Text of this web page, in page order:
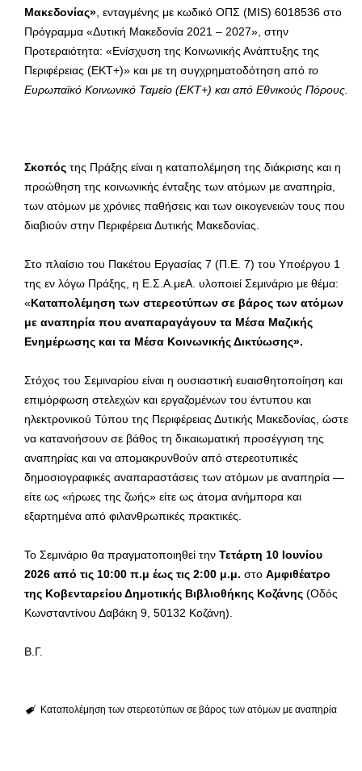
Μακεδονίας» , ενταγμένης με κωδικό ΟΠΣ (MIS) 6018536 στο
Πρόγραμμα «Δυτική Μακεδονία 2021 – 2027», στην
Προτεραιότητα: «Ενίσχυση της Κοινωνικής Ανάπτυξης της
Περιφέρειας (ΕΚΤ+)» και με τη συγχρηματοδότηση από το
Ευρωπαϊκό Κοινωνικό Ταμείο (ΕΚΤ+) και από Εθνικούς Πόρους.
Σκοπός της Πράξης είναι η καταπολέμηση της διάκρισης και η
προώθηση της κοινωνικής ένταξης των ατόμων με αναπηρία,
των ατόμων με χρόνιες παθήσεις και των οικογενειών τους που
διαβιούν στην Περιφέρεια Δυτικής Μακεδονίας.
Στο πλαίσιο του Πακέτου Εργασίας 7 (Π.Ε. 7) του Υποέργου 1
της εν λόγω Πράξης, η Ε.Σ.Α.μεΑ. υλοποιεί Σεμινάριο με θέμα:
«Καταπολέμηση των στερεοτύπων σε βάρος των ατόμων
με αναπηρία που αναπαραγάγουν τα Μέσα Μαζικής
Ενημέρωσης και τα Μέσα Κοινωνικής Δικτύωσης».
Στόχος του Σεμιναρίου είναι η ουσιαστική ευαισθητοποίηση και
επιμόρφωση στελεχών και εργαζομένων του έντυπου και
ηλεκτρονικού Τύπου της Περιφέρειας Δυτικής Μακεδονίας, ώστε
να κατανοήσουν σε βάθος τη δικαιωματική προσέγγιση της
αναπηρίας και να απομακρυνθούν από στερεοτυπικές
δημοσιογραφικές αναπαραστάσεις των ατόμων με αναπηρία —
είτε ως «ήρωες της ζωής» είτε ως άτομα ανήμπορα και
εξαρτημένα από φιλανθρωπικές πρακτικές.
Το Σεμινάριο θα πραγματοποιηθεί την Τετάρτη 10 Ιουνίου
2026 από τις 10:00 π.μ έως τις 2:00 μ.μ. στο Αμφιθέατρο
της Κοβενταρείου Δημοτικής Βιβλιοθήκης Κοζάνης (Οδός
Κωνσταντίνου Δαβάκη 9, 50132 Κοζάνη).
Β.Γ.
Καταπολέμηση των στερεοτύπων σε βάρος των ατόμων με αναπηρία